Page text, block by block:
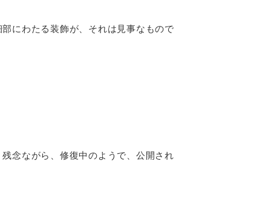
にわたる装飾が、それは見事なもので
念ながら、修復中のようで、公開され